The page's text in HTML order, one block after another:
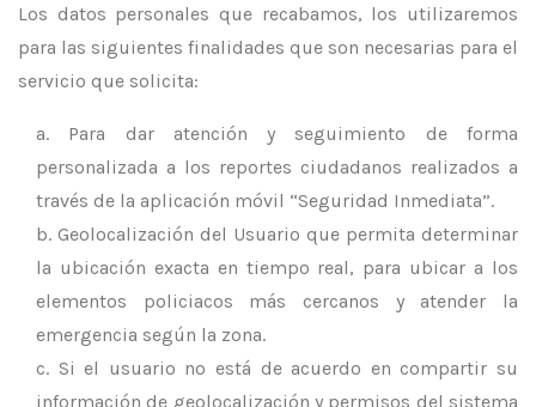
Los datos personales que recabamos, los utilizaremos
para las siguientes finalidades que son necesarias para el
servicio que solicita:
Para dar atención y seguimiento de forma
personalizada a los reportes ciudadanos realizados a
través de la aplicación móvil “Seguridad Inmediata”.
Geolocalización del Usuario que permita determinar
la ubicación exacta en tiempo real, para ubicar a los
elementos policiacos más cercanos y atender la
emergencia según la zona.
Si el usuario no está de acuerdo en compartir su
información de geolocalización y permisos del sistema